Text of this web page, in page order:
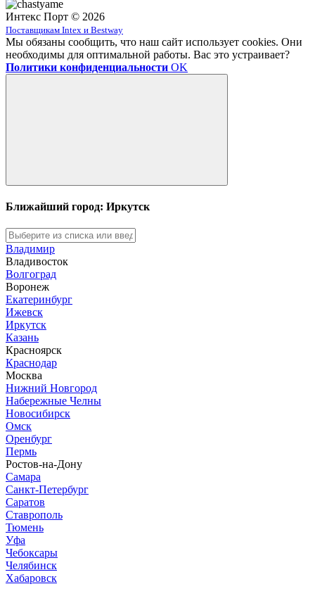
Интекс Порт © 2026
Поставщикам Intex и Bestway
Мы обязаны сообщить, что наш сайт использует cookies. Они
необходимы для оптимальной работы. Вас это устраивает?
Политики конфиденциальности OK
Ближайший город: Иркутск
Владимир
Владивосток
Волгоград
Воронеж
Екатеринбург
Ижевск
Иркутск
Казань
Красноярск
Краснодар
Москва
Нижний Новгород
Набережные Челны
Новосибирск
Омск
Оренбург
Пермь
Ростов-на-Дону
Самара
Санкт-Петербург
Саратов
Ставрополь
Тюмень
Уфа
Чебоксары
Челябинск
Хабаровск